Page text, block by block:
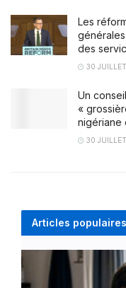
Les
des
30
Un
«
nigériane
30
Articles populaires